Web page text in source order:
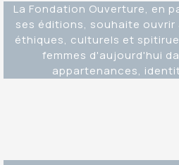
La Fondation Ouverture, en
ses éditions, souhaite
éthiques, culturels et
femmes d'aujourd'hui
appartenances,